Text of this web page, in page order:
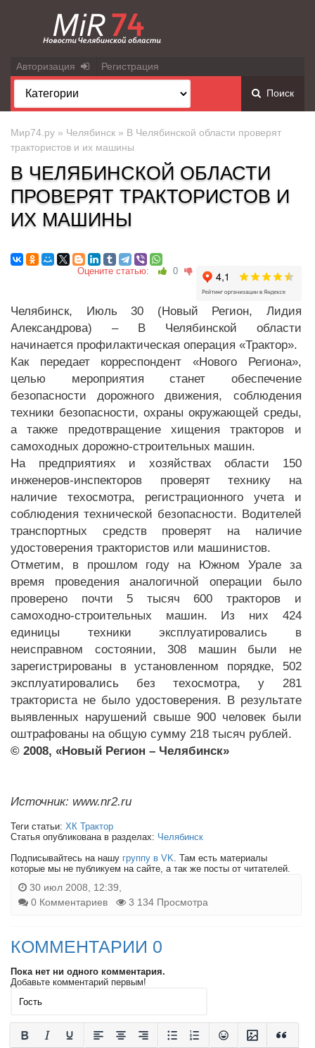
Авторизация Регистрация
Поиск
Мир74.ру » Челябинск » В Челябинской области проверят
трактористов и их машины
В ЧЕЛЯБИНСКОЙ ОБЛАСТИ
ПРОВЕРЯТ ТРАКТОРИСТОВ И
ИХ МАШИНЫ
Оцените статью: 0
Челябинск, Июль 30 (Новый Регион, Лидия
Александрова) – В Челябинской области
начинается профилактическая операция «Трактор».
Как передает корреспондент «Нового Региона»,
целью мероприятия станет обеспечение
безопасности дорожного движения, соблюдения
техники безопасности, охраны окружающей среды,
а также предотвращение хищения тракторов и
самоходных дорожно-строительных машин.
На предприятиях и хозяйствах области 150
инженеров-инспекторов проверят технику на
наличие техосмотра, регистрационного учета и
соблюдения технической безопасности. Водителей
транспортных средств проверят на наличие
удостоверения трактористов или машинистов.
Отметим, в прошлом году на Южном Урале за
время проведения аналогичной операции было
проверено почти 5 тысяч 600 тракторов и
самоходно-строительных машин. Из них 424
единицы техники эксплуатировались в
неисправном состоянии, 308 машин были не
зарегистрированы в установленном порядке, 502
эксплуатировались без техосмотра, у 281
тракториста не было удостоверения. В результате
выявленных нарушений свыше 900 человек были
оштрафованы на общую сумму 218 тысяч рублей.
© 2008, «Новый Регион – Челябинск»
Источник: www.nr2.ru
Теги статьи: ХК Трактор
Статья опубликована в разделах: Челябинск
Подписывайтесь на нашу группу в VK. Там есть материалы
которые мы не публикуем на сайте, а так же посты от читателей.
30 июл 2008, 12:39,
0 Комментариев
3 134 Просмотра
КОММЕНТАРИИ 0
Пока нет ни одного комментария.
Добавьте комментарий первым!